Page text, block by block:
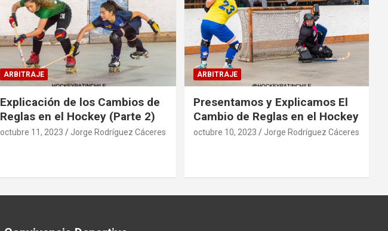
ARBITRAJE
Explicación de los Cambios de
Reglas en el Hockey (Parte 2)
octubre 11, 2023 Jorge Rodríguez Cáceres
ARBITRAJE
Presentamos y Explicamos El
Cambio de Reglas en el Hockey
octubre 10, 2023 Jorge Rodríguez Cáceres